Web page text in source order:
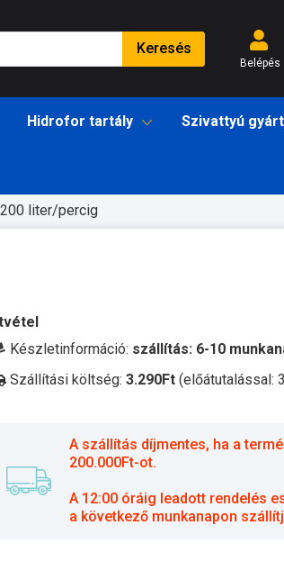
Keresés
Belépés
Hidrofor tartály Szivattyú
liter/percig
Készletinformáció: szállítás: 6-10
Szállítási költség: 3.290Ft (előátutalással:
A szállítás díjmentes, ha a
200.000Ft-ot.
A 12:00 óráig leadott rendelés
a következő munkanapon